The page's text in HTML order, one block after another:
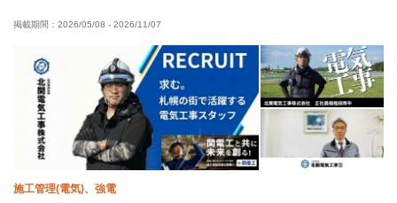
年末年始休暇 車・バイク通勤OK
掲載期間： 2026/05/08 - 2026/11/07
施工管理(電気)、強電